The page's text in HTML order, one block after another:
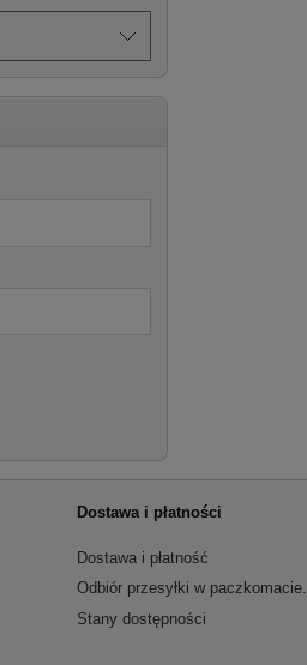
Dostawa i płatności
Dostawa i płatność
Odbiór przesyłki w paczkomacie.
Stany dostępności